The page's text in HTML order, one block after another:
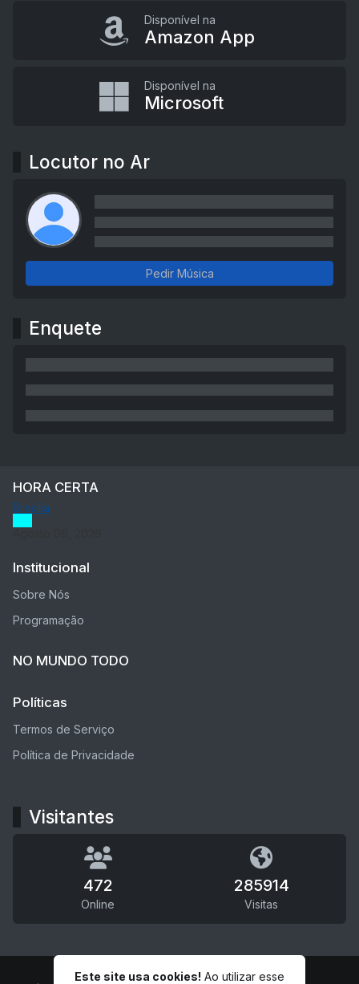
Disponível na
Amazon App
Disponível na
Microsoft
Locutor no Ar
Pedir Música
Enquete
HORA CERTA
Brasília
Institucional
Sobre Nós
Programação
NO MUNDO TODO
Políticas
Termos de Serviço
Política de Privacidade
Visitantes
472
Online
285914
Visitas
Este site usa cookies! Ao utilizar esse